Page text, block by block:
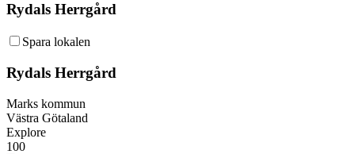
Rydals Herrgård
Spara lokalen
Rydals Herrgård
Marks kommun
Västra Götaland
Explore
100